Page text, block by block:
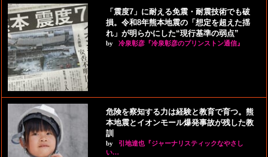
「震度7」に耐える免震・耐震技術でも破
損。令和8年熊本地震の「想定を超えた揺
れ」が明らかにした“現行基準の弱点”
by 冷泉彰彦『冷泉彰彦のプリンストン通信』
危険を察知する力は経験と教育で育つ。熊
本地震とイオンモール爆発事故が残した教
訓
by
引地達也『ジャーナリスティックなやさし
い…